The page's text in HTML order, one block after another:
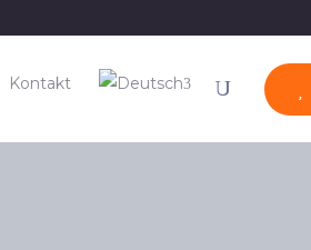
Kontakt